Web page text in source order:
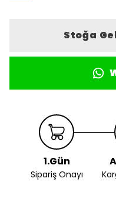
Stoğa
1.Gün
Sipariş Onayı